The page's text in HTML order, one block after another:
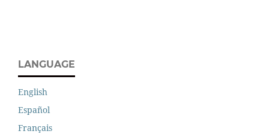
LANGUAGE
English
Español
Français